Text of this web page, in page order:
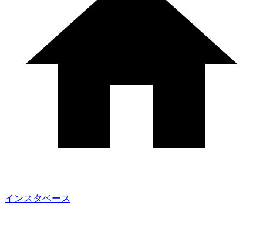
インスタベース